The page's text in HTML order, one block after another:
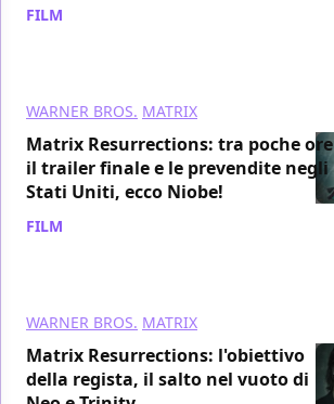
FILM
WARNER BROS. MATRIX
Matrix Resurrections: tra poche ore
il trailer finale e le prevendite negli
Stati Uniti, ecco Niobe!
FILM
WARNER BROS. MATRIX
Matrix Resurrections: l'obiettivo
della regista, il salto nel vuoto di